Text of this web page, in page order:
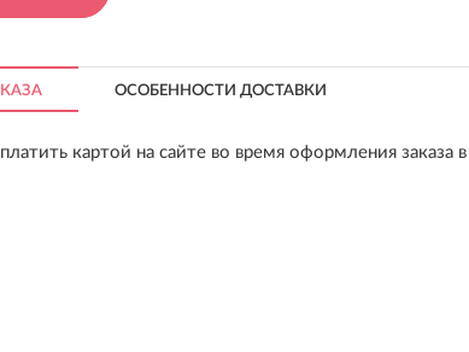
ОСОБЕННОСТИ ДОСТАВКИ
картой на сайте во время оформления заказа